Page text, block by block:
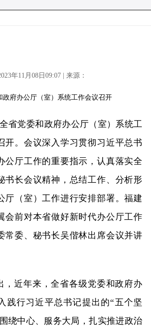
年11月08日09:07 | 来源：
政府办公厅（室）系统工作会议召开
省党委和政府办公厅（室）系统工
开。会议深入学习贯彻习近平总书
公厅工作的重要指示，认真落实全
书长会议精神，总结工作、分析形
厅（室）工作进行安排部署。福建
会前对本省做好新时代办公厅工作
常委、秘书长吴偕林出席会议并讲
，近年来，全省各级党委和政府办
践行习近平总书记提出的“五个坚
绕中心、服务大局，扎实推进政治